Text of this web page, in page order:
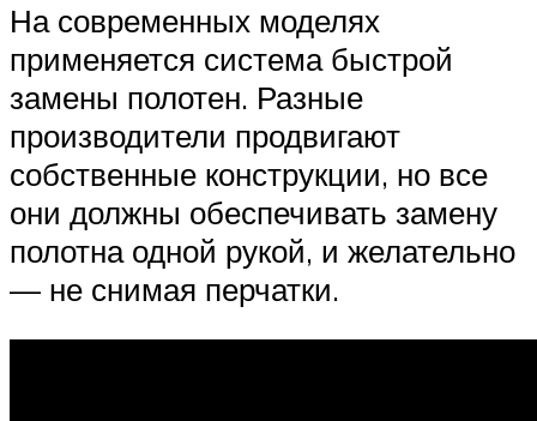
На современных моделях
применяется система быстрой
замены полотен. Разные
производители продвигают
собственные конструкции, но все
они должны обеспечивать замену
полотна одной рукой, и желательно
— не снимая перчатки.